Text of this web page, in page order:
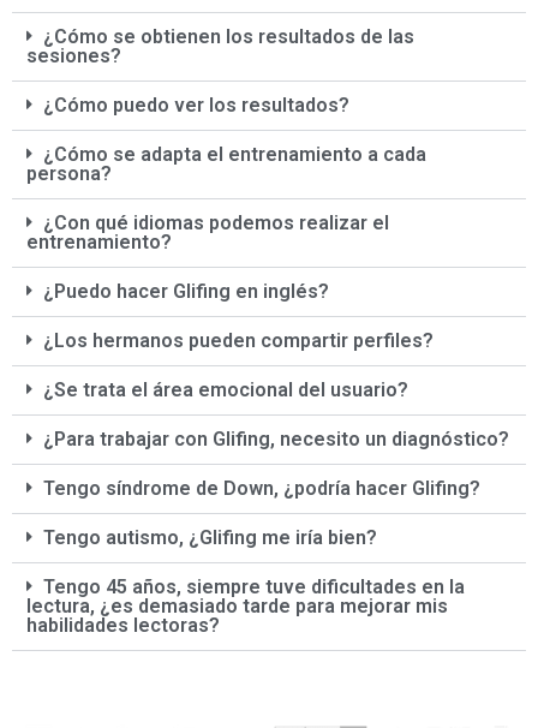
¿Cómo se obtienen los resultados de las
sesiones?
¿Cómo puedo ver los resultados?
¿Cómo se adapta el entrenamiento a cada
persona?
¿Con qué idiomas podemos realizar el
entrenamiento?
¿Puedo hacer Glifing en inglés?
¿Los hermanos pueden compartir perfiles?
¿Se trata el área emocional del usuario?
¿Para trabajar con Glifing, necesito un diagnóstico?
Tengo síndrome de Down, ¿podría hacer Glifing?
Tengo autismo, ¿Glifing me iría bien?
Tengo 45 años, siempre tuve dificultades en la
lectura, ¿es demasiado tarde para mejorar mis
habilidades lectoras?